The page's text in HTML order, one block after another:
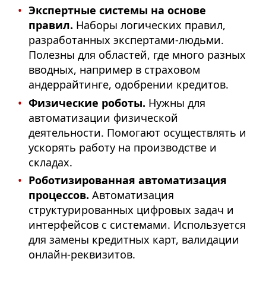
Экспертные системы на основе
правил. Наборы логических правил,
разработанных экспертами-людьми.
Полезны для областей, где много разных
вводных, например в страховом
андеррайтинге, одобрении кредитов.
Физические роботы. Нужны для
автоматизации физической
деятельности. Помогают осуществлять и
ускорять работу на производстве и
складах.
Роботизированная автоматизация
процессов. Автоматизация
структурированных цифровых задач и
интерфейсов с системами. Используется
для замены кредитных карт, валидации
онлайн-реквизитов.